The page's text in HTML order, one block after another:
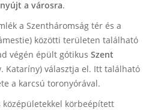
a városra.
a Szentháromság tér és a
közötti területen található
végén épült gótikus Szent
Kataríny) választja el. Itt található
a karcsú toronyórával.
középületekkel körbeépített